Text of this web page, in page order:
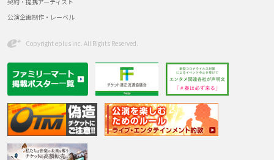
公演企画制作・レーベル
Copyright eplus inc. All Rights Reserved.